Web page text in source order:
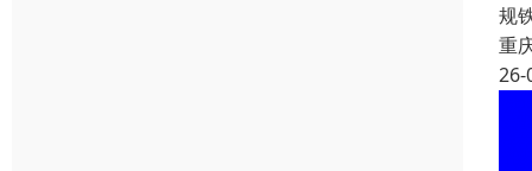
规
重
26-